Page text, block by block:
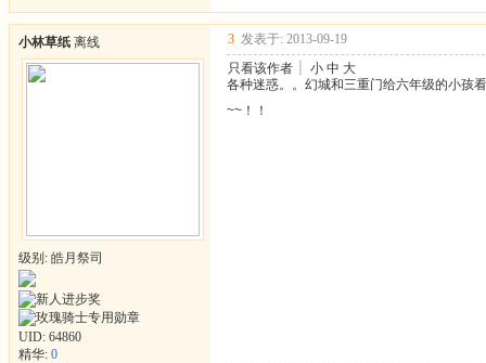
小林草纸 离线
级别: 皓月祭司
UID: 64860
精华: 0
3 发表于: 2013-09-19
只看该作者 ┊ 小 中 大
各种迷惑。。幻城和三重门给六年级的小孩
~~！！